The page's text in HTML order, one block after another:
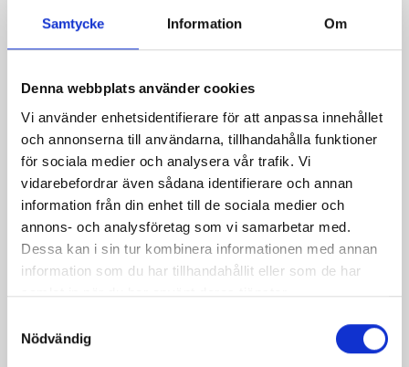
Samtycke Information Om
Denna webbplats använder cookies
Vi använder enhetsidentifierare för att anpassa innehållet
och annonserna till användarna, tillhandahålla funktioner
för sociala medier och analysera vår trafik. Vi
vidarebefordrar även sådana identifierare och annan
information från din enhet till de sociala medier och
annons- och analysföretag som vi samarbetar med.
Dessa kan i sin tur kombinera informationen med annan
information som du har tillhandahållit eller som de har
samlat in när du har använt deras tjänster.
Nödvändig
Monicas äppelkaka
Varma
blåbärspannkakor med
vispgrädde